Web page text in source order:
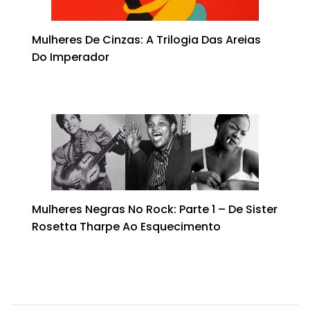
Mulheres De Cinzas: A Trilogia Das Areias
Do Imperador
Mulheres Negras No Rock: Parte 1 – De Sister
Rosetta Tharpe Ao Esquecimento